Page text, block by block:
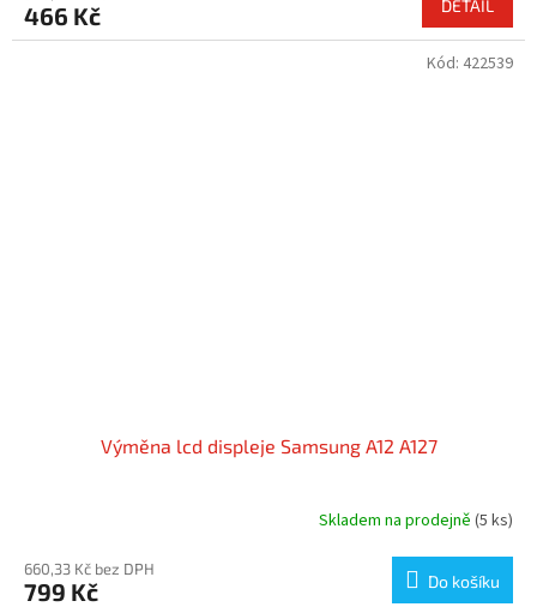
466 Kč DETAIL
Výměna lcd displeje Samsung A12 A127
Skladem na prodejně (5 ks)
660,33 Kč bez DPH
799 Kč Do košíku
Kód: 422539